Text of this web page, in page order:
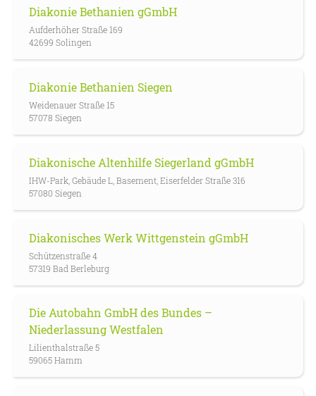
Diakonie Bethanien gGmbH
Aufderhöher Straße 169
42699 Solingen
Diakonie Bethanien Siegen
Weidenauer Straße 15
57078 Siegen
Diakonische Altenhilfe Siegerland gGmbH
IHW-Park, Gebäude L, Basement, Eiserfelder Straße 316
57080 Siegen
Diakonisches Werk Wittgenstein gGmbH
Schützenstraße 4
57319 Bad Berleburg
Die Autobahn GmbH des Bundes –
Niederlassung Westfalen
Lilienthalstraße 5
59065 Hamm